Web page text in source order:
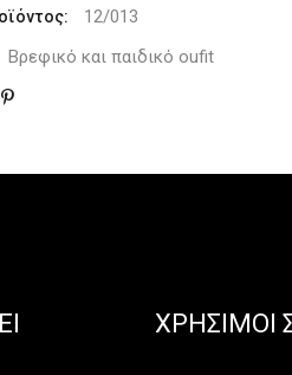
12/013
Βρεφικό και παιδικό oufit
ΧΡΉΣΙΜΟΙ